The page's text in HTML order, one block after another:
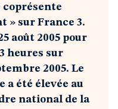
coprésente
» sur France 3.
août 2005 pour
heures sur
2005. Le
a été élevée au
national de la